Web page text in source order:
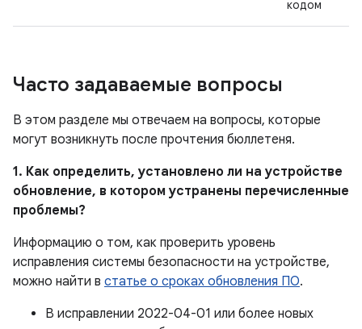
кодом
Часто задаваемые вопросы
В этом разделе мы отвечаем на вопросы, которые
могут возникнуть после прочтения бюллетеня.
1. Как определить, установлено ли на устройстве
обновление, в котором устранены перечисленные
проблемы?
Информацию о том, как проверить уровень
исправления системы безопасности на устройстве,
можно найти в статье о сроках обновления ПО.
В исправлении 2022-04-01 или более новых